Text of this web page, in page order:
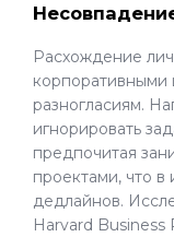
Расхождение
корпоративными
разногласиям.
игнорировать
предпочитая
проектами, что
дедлайнов.
Harvard Business